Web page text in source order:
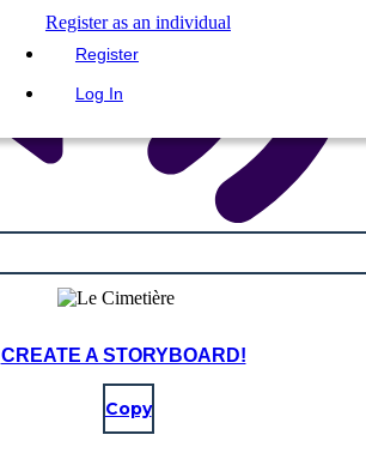
Register as an individual
Register
Log In
CREATE A STORYBOARD!
Copy